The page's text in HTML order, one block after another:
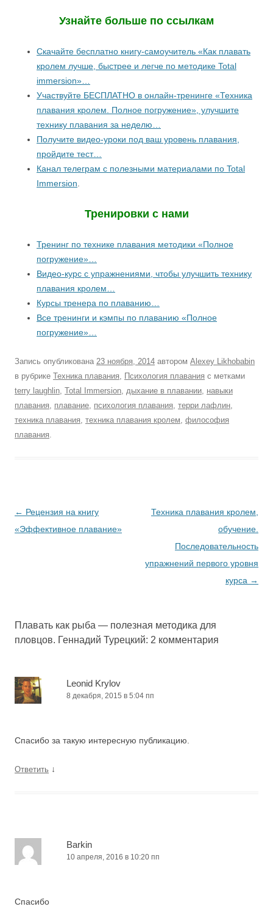
Узнайте больше по ссылкам
Скачайте бесплатно книгу-самоучитель «Как плавать
кролем лучше, быстрее и легче по методике Total
immersion»…
Участвуйте БЕСПЛАТНО в онлайн-тренинге «Техника
плавания кролем. Полное погружение», улучшите
технику плавания за неделю…
Получите видео-уроки под ваш уровень плавания,
пройдите тест…
Канал телеграм с полезными материалами по Total
Immersion.
Тренировки с нами
Тренинг по технике плавания методики «Полное
погружение»…
Видео-курс с упражнениями, чтобы улучшить технику
плавания кролем…
Курсы тренера по плаванию…
Все тренинги и кэмпы по плаванию «Полное
погружение»…
Запись опубликована 23 ноября, 2014 автором Alexey Likhobabin
в рубрике Техника плавания, Психология плавания с метками
terry laughlin, Total Immersion, дыхание в плавании, навыки
плавания, плавание, психология плавания, терри лафлин,
техника плавания, техника плавания кролем, философия
плавания.
Навигация
по
← Рецензия на книгу
«Эффективное плавание»
Техника плавания кролем,
обучение.
Последовательность
упражнений первого уровня
курса →
Плавать как рыба — полезная методика для
пловцов. Геннадий Турецкий: 2 комментария
Leonid Krylov
8 декабря, 2015 в 5:04 пп
Спасибо за такую интересную публикацию.
Ответить ↓
Barkin
10 апреля, 2016 в 10:20 пп
Спасибо